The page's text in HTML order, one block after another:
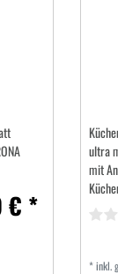
€ *
ultra
mit
*inkl.